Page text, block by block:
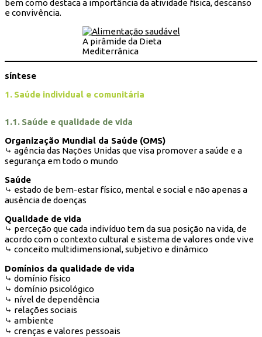
bem como destaca a importância da atividade física, descanso
e convivência.
A pirâmide da Dieta
Mediterrânica
síntese
1. Saúde individual e comunitária
1.1. Saúde e qualidade de vida
Organização Mundial da Saúde (OMS)
⤷ agência das Nações Unidas que visa promover a saúde e a
segurança em todo o mundo
Saúde
⤷ estado de bem-estar físico, mental e social e não apenas a
ausência de doenças
Qualidade de vida
⤷ perceção que cada indivíduo tem da sua posição na vida, de
acordo com o contexto cultural e sistema de valores onde vive
⤷ conceito multidimensional, subjetivo e dinâmico
Domínios da qualidade de vida
⤷ domínio físico
⤷ domínio psicológico
⤷ nível de dependência
⤷ relações sociais
⤷ ambiente
⤷ crenças e valores pessoais